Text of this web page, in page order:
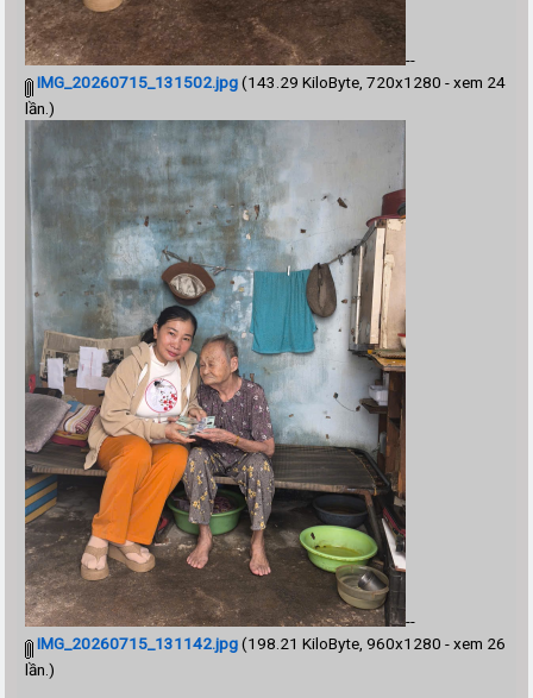
--
IMG_20260715_131502.jpg(143.29 KiloByte, 720x1280 - xem 24
lần.)
--
IMG_20260715_131142.jpg(198.21 KiloByte, 960x1280 - xem 26
lần.)